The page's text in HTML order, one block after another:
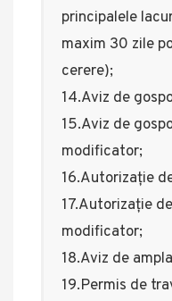
principalele
maxim 30 zile
cerere);
14.Aviz de
15.Aviz de
modificator;
16.Autorizație
17.Autorizație
modificator;
18.Aviz de
19.Permis de